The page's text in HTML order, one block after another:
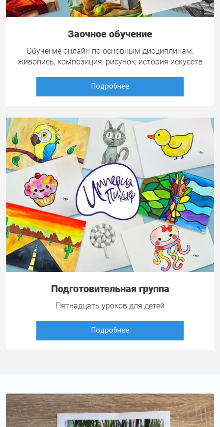
Заочное обучение
Обучение онлайн по основным дисциплинам:
живопись, композиция, рисунок, история искусств
Подробнее
Подготовительная группа
Пятнадцать уроков для детей
Подробнее